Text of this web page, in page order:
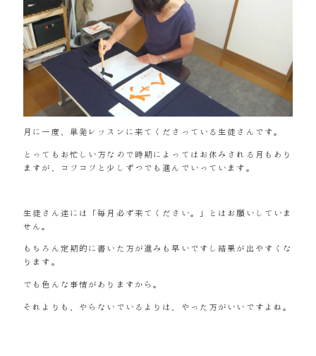
月に一度、単発レッスンに来てくださっている生徒さんです。
とってもお忙しい方なので時期によってはお休みされる月もあり
ますが、コツコツと少しずつでも進んでいっています。
生徒さん達には「毎月必ず来てください。」とはお願いしていま
せん。
もちろん定期的に書いた方が進みも早いですし結果が出やすくな
ります。
でも色んな事情がありますから。
それよりも、やらないでいるよりは、やった方がいいですよね。